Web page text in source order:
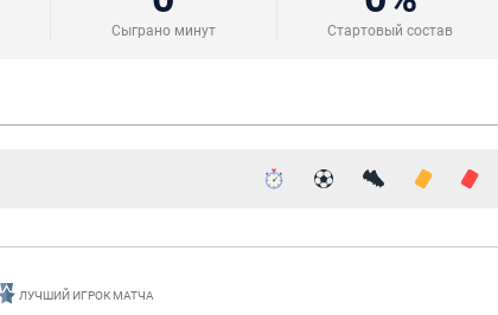
Сыграно минут Стартовый состав
ЛУЧШИЙ ИГРОК МАТЧА